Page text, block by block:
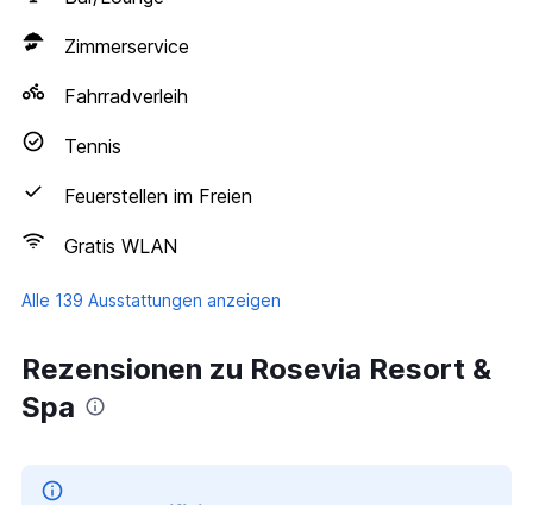
Zimmerservice
Fahrradverleih
Tennis
Feuerstellen im Freien
Gratis WLAN
Alle 139 Ausstattungen anzeigen
Rezensionen zu Rosevia Resort &
Spa